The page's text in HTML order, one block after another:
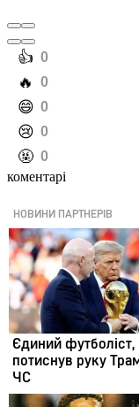
️👍 0
️🔥 0
️😄 0
️😢 0
️🤬 0
коментарі